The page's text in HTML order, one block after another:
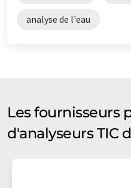
analyse de l'eau
Les fournisseurs
d'analyseurs TIC